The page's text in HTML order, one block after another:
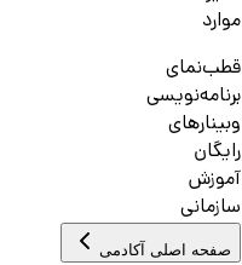
موارد
قطب‌نمای
برنامه‌نویسی
وبینارهای
رایگان
آموزش
سازمانی
صفحه اصلی آکادمی